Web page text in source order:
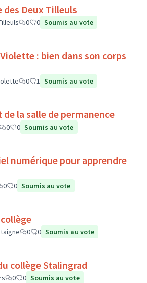
des Deux Tilleuls
0 0 Soumis au vote
dans son corps
0 1 Soumis au vote
la salle de permanence
0 0 Soumis au vote
numérique pour apprendre
0 0 Soumis au vote
0 0 Soumis au vote
collège Stalingrad
0 0 Soumis au vote